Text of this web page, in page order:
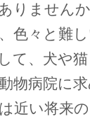
りません
色々と難
て、犬や
物病院に
近い将来